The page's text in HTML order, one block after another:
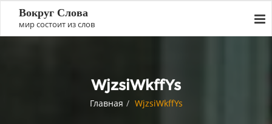
Вокруг Слова
мир состоит из слов
WjzsiWkffYs
Главная WjzsiWkffYs